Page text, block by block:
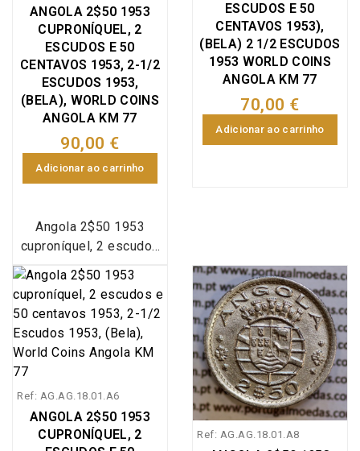
ANGOLA 2$50 1953
CUPRONÍQUEL, 2
ESCUDOS E 50
CENTAVOS 1953, 2-1/2
ESCUDOS 1953,
(BELA), WORLD COINS
ANGOLA KM 77
90,00 €
Adicionar ao carrinho
Angola 2$50 1953
cuproníquel, 2 escudos
e 50 centavos 1953, 2-
1/2 Escudos 1953,
World Coins Angola
KM#77, moeda criada
pelo Decreto nº 38695
de 22 Março de 1952,
Colónia Portuguesa de
Angola, foram cunhadas
na liga metálica de
ESCUDOS E 50
CENTAVOS 1953),
(BELA) 2 1/2 ESCUDOS
1953 WORLD COINS
ANGOLA KM 77
70,00 €
Adicionar ao carrinho
Ref: AG.AG.18.01.A6
ANGOLA 2$50 1953
CUPRONÍQUEL, 2
Ref: AG.AG.18.01.A8